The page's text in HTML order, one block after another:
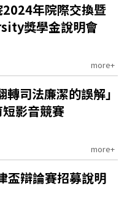
2024年院際交換暨
獎學金說明會
more+
轉司法廉潔的誤解｣
影音競賽
more+
盃辯論賽招募說明